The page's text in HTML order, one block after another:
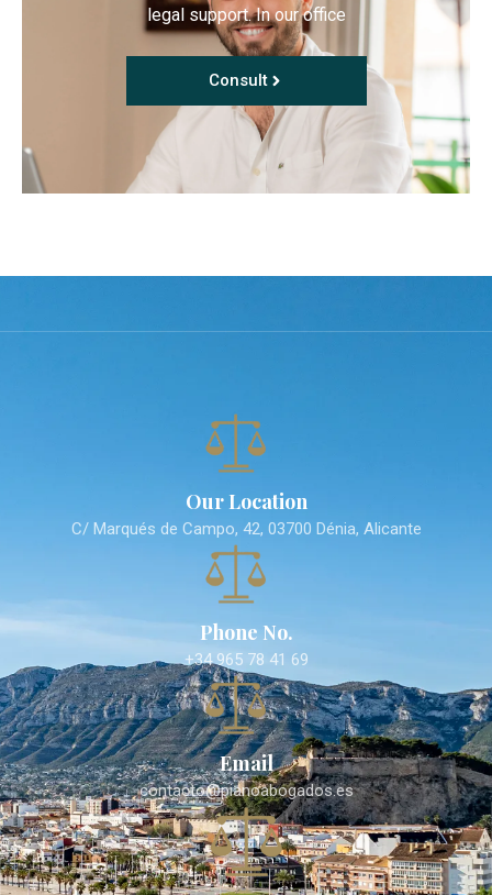
legal support. In our office
Consult
Our Location
C/ Marqués de Campo, 42, 03700 Dénia, Alicante
Phone No.
+34 965 78 41 69
Email
contacto@pianoabogados.es